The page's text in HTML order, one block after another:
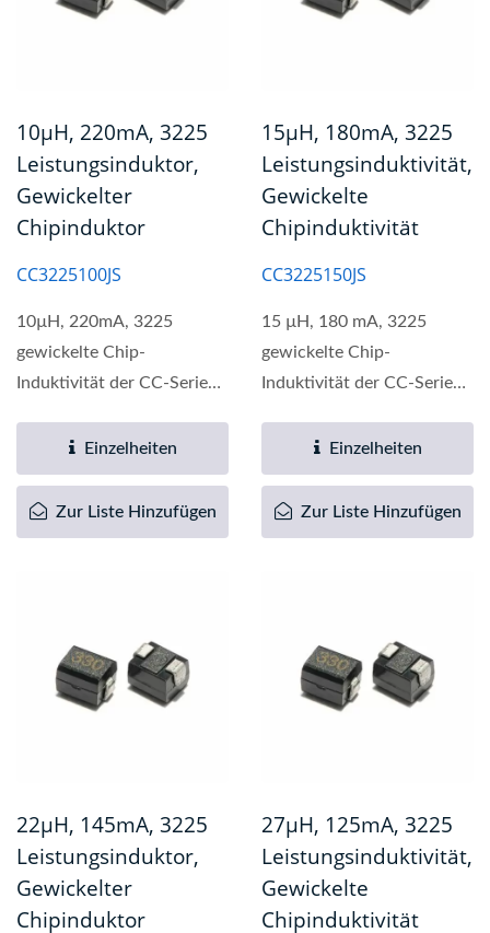
10µH, 220mA, 3225
Leistungsinduktor,
Gewickelter
Chipinduktor
CC3225100JS
10µH, 220mA, 3225
gewickelte Chip-
Induktivität der CC-Serie
elektronische...Einzelheiten
Zur Liste Hinzufügen
15µH, 180mA, 3225
Leistungsinduktivität,
Gewickelte
Chipinduktivität
CC3225150JS
15 µH, 180 mA, 3225
gewickelte Chip-
Induktivität der CC-Serie
elektronische...Einzelheiten
Zur Liste Hinzufügen
22µH, 145mA, 3225
Leistungsinduktor,
Gewickelter
Chipinduktor
27µH, 125mA, 3225
Leistungsinduktivität,
Gewickelte
Chipinduktivität